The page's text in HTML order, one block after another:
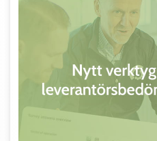
+105°C
HASTIGHET
≤0.5 m/